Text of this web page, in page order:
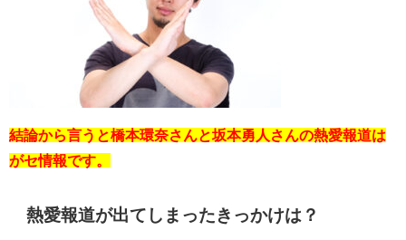
結論から言うと橋本環奈さんと坂本勇人さんの熱愛報道は
がセ情報です。
熱愛報道が出てしまったきっかけは？